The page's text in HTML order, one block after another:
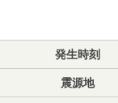
発生時刻
震源地